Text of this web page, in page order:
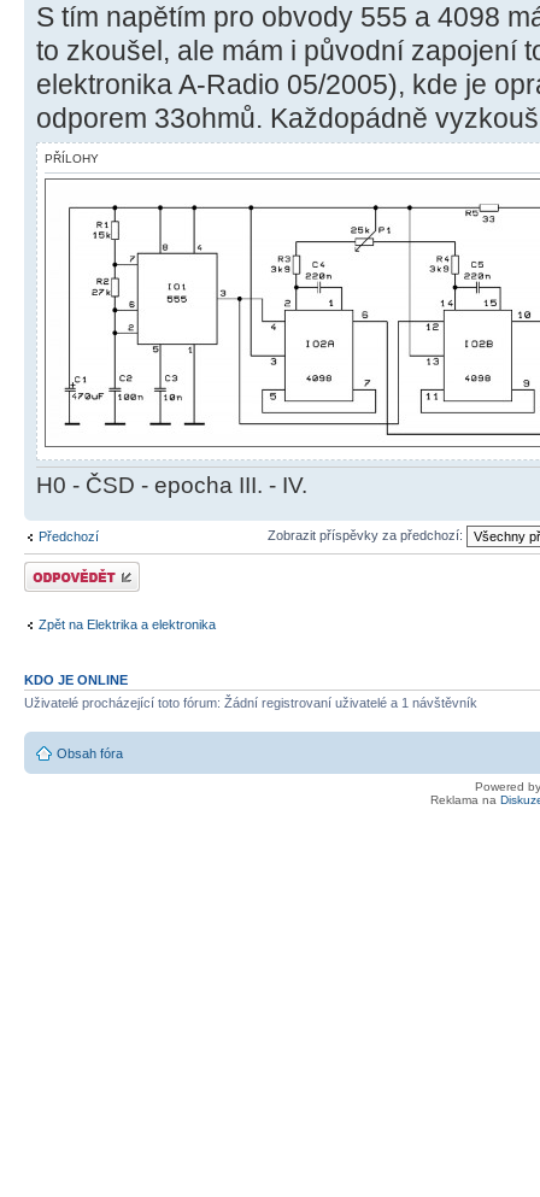
S tím napětím pro obvody 555 a 4098
to zkoušel, ale mám i původní zapojení
elektronika A-Radio 05/2005), kde je
odporem 33ohmů. Každopádně
PŘÍLOHY
H0 - ČSD - epocha III. - IV.
Předchozí Zobrazit příspěvky za předchozí:
Odeslat odpověď
Zpět na Elektrika a elektronika
KDO JE ONLINE
Uživatelé procházející toto fórum: Žádní registrovaní uživatelé a 1 návštěvník
Obsah fóra
Powered
Reklama na